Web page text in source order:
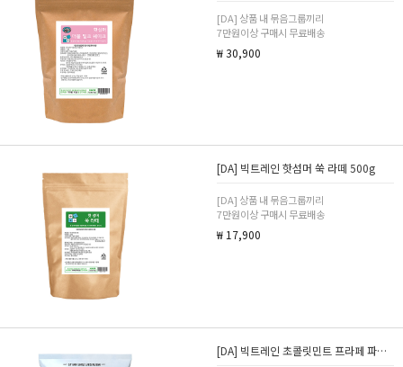
[DA] 상품 내 묶음그룹끼리
7만원이상 구매시 무료배송
₩ 30,900
[DA] 빅트레인 핫섬머 쑥 라떼 500g
[DA] 상품 내 묶음그룹끼리
7만원이상 구매시 무료배송
₩ 17,900
[DA] 빅트레인 초콜릿민트 프라페 파우더 1.59kg